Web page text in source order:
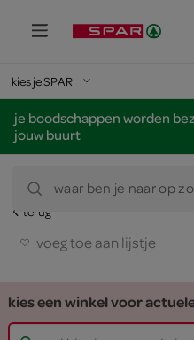
kies je SPAR
je boodschappen worden
jouw buurt
waar ben je naar op
terug
voeg toe aan lijstje
kies een winkel voor